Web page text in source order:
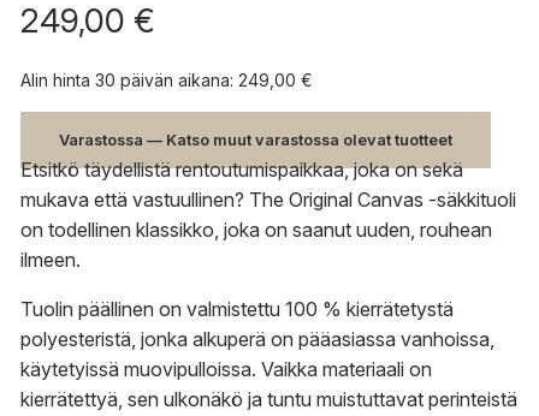
249,00 €
Alin hinta 30 päivän aikana: 249,00 €
Varastossa — Katso muut varastossa olevat tuotteet
Etsitkö täydellistä rentoutumispaikkaa, joka on sekä
mukava että vastuullinen? The Original Canvas -säkkituoli
on todellinen klassikko, joka on saanut uuden, rouhean
ilmeen.
Tuolin päällinen on valmistettu 100 % kierrätetystä
polyesteristä, jonka alkuperä on pääasiassa vanhoissa,
käytetyissä muovipulloissa. Vaikka materiaali on
kierrätettyä, sen ulkonäkö ja tuntu muistuttavat perinteistä